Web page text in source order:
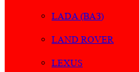
LADA (ВАЗ)
LAND ROVER
LEXUS